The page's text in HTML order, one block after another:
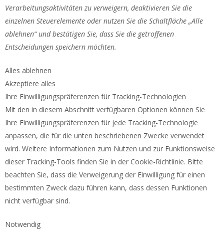
Verarbeitungsaktivitäten zu verweigern, deaktivieren Sie die
einzelnen Steuerelemente oder nutzen Sie die Schaltfläche „Alle
ablehnen“ und bestätigen Sie, dass Sie die getroffenen
Entscheidungen speichern möchten.
Alles ablehnen
Akzeptiere alles
Ihre Einwilligungspräferenzen für Tracking-Technologien
Mit den in diesem Abschnitt verfügbaren Optionen können Sie
Ihre Einwilligungspräferenzen für jede Tracking-Technologie
anpassen, die für die unten beschriebenen Zwecke verwendet
wird. Weitere Informationen zum Nutzen und zur Funktionsweise
dieser Tracking-Tools finden Sie in der Cookie-Richtlinie. Bitte
beachten Sie, dass die Verweigerung der Einwilligung für einen
bestimmten Zweck dazu führen kann, dass dessen Funktionen
nicht verfügbar sind.
Notwendig